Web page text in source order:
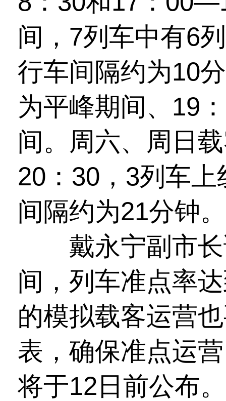
间，7列车中有6
行车间隔约为10
为平峰期间、19
间。周六、周日
20：30，3列车
间隔约为21分钟。
戴永宁副市长
间，列车准点率
的模拟载客运营
表，确保准点运
将于12日前公布